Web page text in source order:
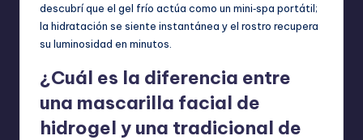
descubrí que el gel frío actúa como un mini‑spa portátil;
la hidratación se siente instantánea y el rostro recupera
su luminosidad en minutos.
¿Cuál es la diferencia entre
una mascarilla facial de
hidrogel y una tradicional de